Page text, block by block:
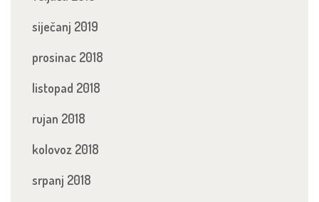
siječanj 2019
prosinac 2018
listopad 2018
rujan 2018
kolovoz 2018
srpanj 2018